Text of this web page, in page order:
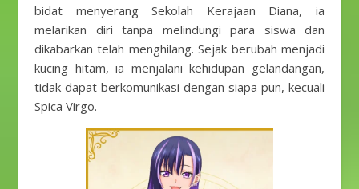
bidat menyerang Sekolah Kerajaan Diana, ia
melarikan diri tanpa melindungi para siswa dan
dikabarkan telah menghilang. Sejak berubah menjadi
kucing hitam, ia menjalani kehidupan gelandangan,
tidak dapat berkomunikasi dengan siapa pun, kecuali
Spica Virgo.